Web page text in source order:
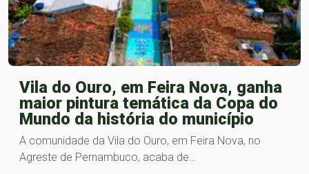
Vila do Ouro, em Feira Nova, ganha
maior pintura temática da Copa do
Mundo da história do município
A comunidade da Vila do Ouro, em Feira Nova, no
Agreste de Pernambuco, acaba de…